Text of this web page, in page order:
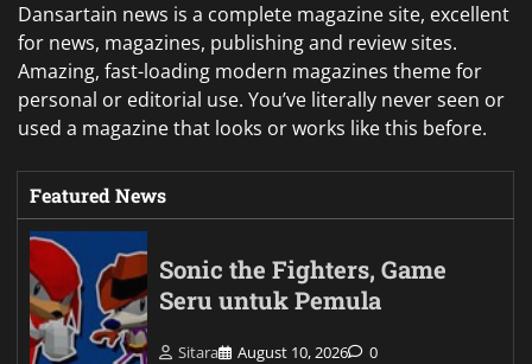
Dansartain news is a complete magazine site, excellent
for news, magazines, publishing and review sites.
Amazing, fast-loading modern magazines theme for
personal or editorial use. You’ve literally never seen or
used a magazine that looks or works like this before.
Featured News
Sonic the Fighters, Game
Seru untuk Pemula
Sitara August 10, 2026 0